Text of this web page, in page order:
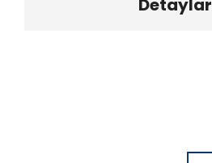
Detaylar